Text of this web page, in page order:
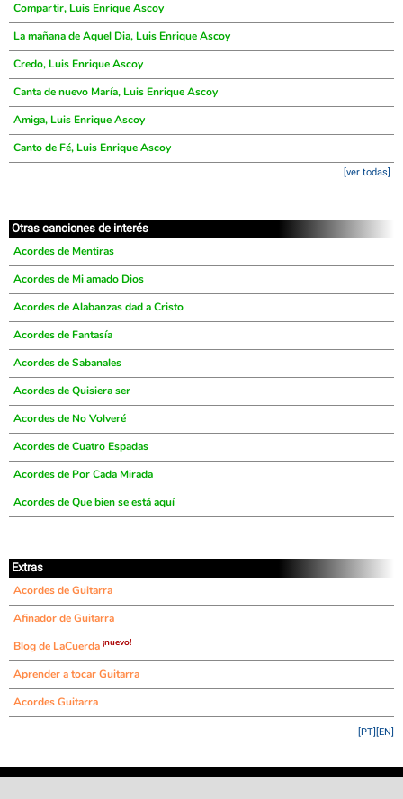
Compartir, Luis Enrique Ascoy
La mañana de Aquel Dia, Luis Enrique Ascoy
Credo, Luis Enrique Ascoy
Canta de nuevo María, Luis Enrique Ascoy
Amiga, Luis Enrique Ascoy
Canto de Fé, Luis Enrique Ascoy
[ver todas]
Otras canciones de interés
Acordes de Mentiras
Acordes de Mi amado Dios
Acordes de Alabanzas dad a Cristo
Acordes de Fantasía
Acordes de Sabanales
Acordes de Quisiera ser
Acordes de No Volveré
Acordes de Cuatro Espadas
Acordes de Por Cada Mirada
Acordes de Que bien se está aquí
Extras
Acordes de Guitarra
Afinador de Guitarra
Blog de LaCuerda ¡nuevo!
Aprender a tocar Guitarra
Acordes Guitarra
[EN]
[PT]